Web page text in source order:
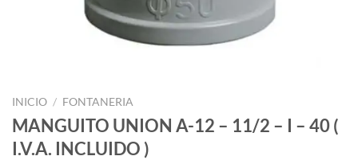
INICIO / FONTANERIA
MANGUITO UNION A-12 – 11/2 – I – 40 (
I.V.A. INCLUIDO )